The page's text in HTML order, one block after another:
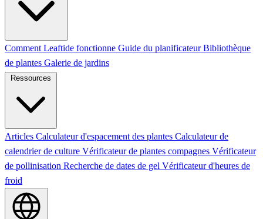
Comment Leaftide fonctionne Guide du planificateurBibliothèque
de plantes Galerie de jardins
Ressources
Articles Calculateur d'espacement des plantes Calculateur de
calendrier de culture Vérificateur de plantes compagnes Vérificateur
de pollinisation Recherche de dates de gel Vérificateur d'heures de
froid